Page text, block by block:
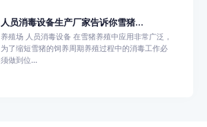
人员消毒设备生产厂家告诉你雪猪...
养殖场 人员消毒设备 在雪猪养殖中应用非常广泛，
为了缩短雪猪的饲养周期养殖过程中的消毒工作必
须做到位...